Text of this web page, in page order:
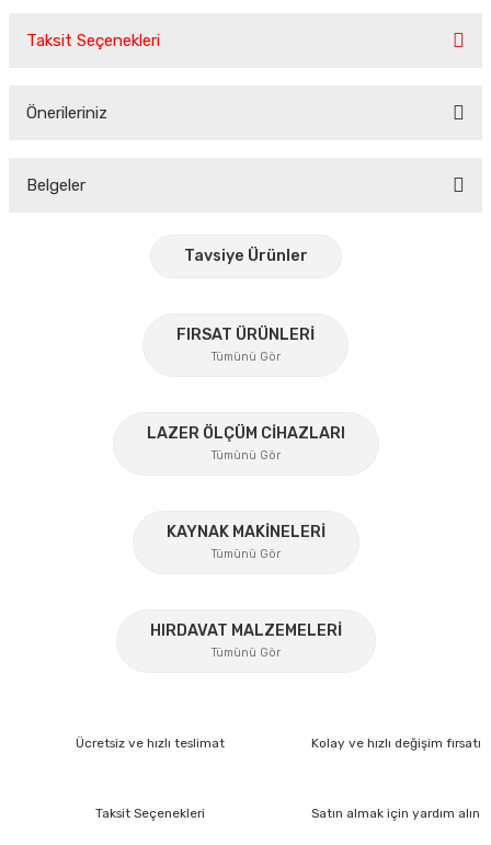
Taksit Seçenekleri
Önerileriniz
konularda yetersiz gördüğünüz noktaları öneri formunu
Ürün bilgilerinde hatalar bulunuyor.
Gönder
Belgeler
Tavsiye Ürünler
260,82 TL
FIRSAT ÜRÜNLERİ
Tümünü Gör
İzeltaş
LAZER ÖLÇÜM CİHAZLARI
Tümünü Gör
KAYNAK MAKİNELERİ
Tümünü Gör
HIRDAVAT MALZEMELERİ
Tümünü Gör
Ücretsiz ve hızlı teslimat Kolay ve hızlı değişim fırsatı
Taksit Seçenekleri Satın almak için yardım alın